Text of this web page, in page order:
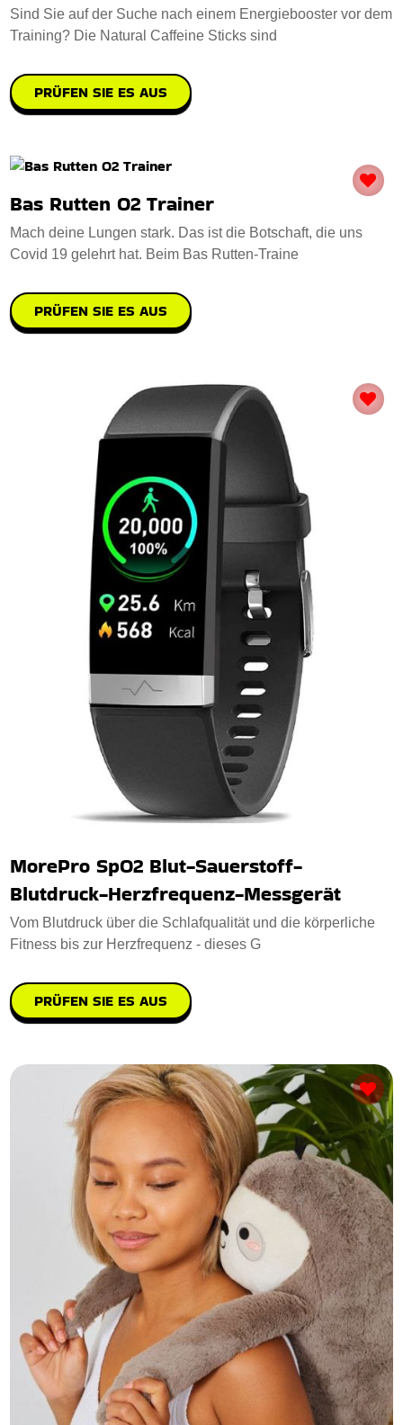
Sind Sie auf der Suche nach einem Energiebooster vor dem
Training? Die Natural Caffeine Sticks sind
PRÜFEN SIE ES AUS
Bas Rutten O2 Trainer
Mach deine Lungen stark. Das ist die Botschaft, die uns
Covid 19 gelehrt hat. Beim Bas Rutten-Traine
PRÜFEN SIE ES AUS
MorePro SpO2 Blut-Sauerstoff-
Blutdruck-Herzfrequenz-Messgerät
Vom Blutdruck über die Schlafqualität und die körperliche
Fitness bis zur Herzfrequenz - dieses G
PRÜFEN SIE ES AUS